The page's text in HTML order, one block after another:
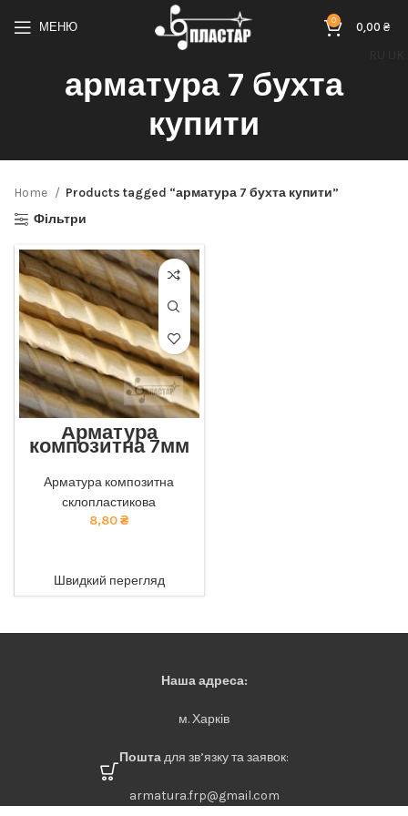
МЕНЮ 0 0,00₴
арматура 7 бухта
купити
Home
Products tagged “арматура 7 бухта купити”
Фільтри
Арматура
композитна 7мм
довговічність: наша
композитна арматура
забезпечує найкращу якість
за доступною ціною. тел
Арматура композитна
склопластикова
8,80₴
Швидкий перегляд
Наша адреса:
м. Харків
Поштадля зв’язку та заявок:
armatura.frp@gmail.com